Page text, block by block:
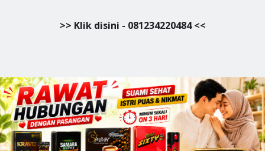
>> Klik disini - 081234220484 <<